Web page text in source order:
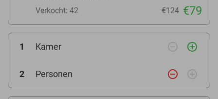
Verkocht: 42 €124 €79
1 Kamer remove_circle_outline add_circle_outline
2 Personen remove_circle_outline add_circle_outline